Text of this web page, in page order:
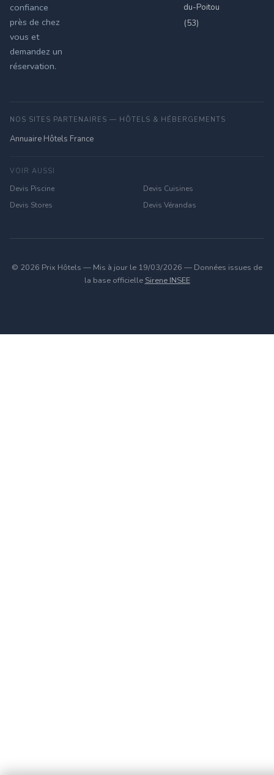
confiance
près de chez
vous et
demandez un
réservation.
du-Poitou
(53)
NOS SITES PARTENAIRES — HÔTELS & HÉBERGEMENTS
Annuaire Hôtels France
VOIR AUSSI
Devis Piscine
Devis Cuisines
Devis Stores
Devis Vérandas
© 2026 Prix Hôtels — Mis à jour le 19/03/2026 — Données issues de
la base officielle Sirene INSEE